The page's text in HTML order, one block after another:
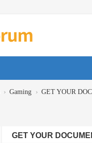
› Gaming › GET YOUR
GET YOUR